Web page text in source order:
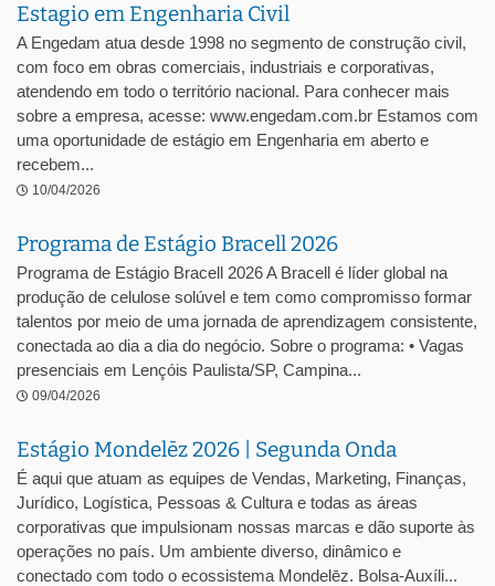
Estagio em Engenharia Civil
A Engedam atua desde 1998 no segmento de construção civil,
com foco em obras comerciais, industriais e corporativas,
atendendo em todo o território nacional. Para conhecer mais
sobre a empresa, acesse: www.engedam.com.br Estamos com
uma oportunidade de estágio em Engenharia em aberto e
recebem...
10/04/2026
Programa de Estágio Bracell 2026
Programa de Estágio Bracell 2026 A Bracell é líder global na
produção de celulose solúvel e tem como compromisso formar
talentos por meio de uma jornada de aprendizagem consistente,
conectada ao dia a dia do negócio. Sobre o programa: • Vagas
presenciais em Lençóis Paulista/SP, Campina...
09/04/2026
Estágio Mondelēz 2026 | Segunda Onda
É aqui que atuam as equipes de Vendas, Marketing, Finanças,
Jurídico, Logística, Pessoas & Cultura e todas as áreas
corporativas que impulsionam nossas marcas e dão suporte às
operações no país. Um ambiente diverso, dinâmico e
conectado com todo o ecossistema Mondelēz. Bolsa-Auxíli...